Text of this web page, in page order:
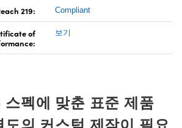
219: Compliant
of
보기
스펙에 맞춘 표준 제품
도의 커스텀 제작이 필요